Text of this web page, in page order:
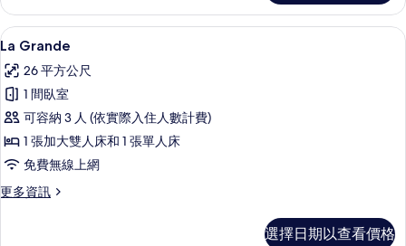
的
詳
情
顯
示
La
Grande
的
所
有
相
La Grande | 羽絨被、迷你吧、客房內
3
La Grande
26 平方公尺
1 間臥室
可容納 3 人 (依實際入住人數計費)
1 張加大雙人床和 1 張單人床
免費無線上網
更多資訊
更
選擇日期以查看價格